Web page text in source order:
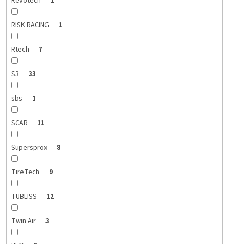
RISK RACING 1
Rtech 7
S3 33
sbs 1
SCAR 11
Supersprox 8
TireTech 9
TUBLISS 12
Twin Air 3